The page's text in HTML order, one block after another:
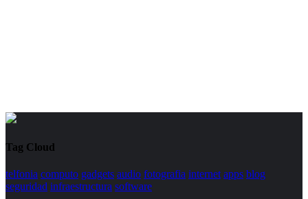
Tag Cloud
telfonia computo gadgets audio fotografia internet apps blog
seguridad infraestructura software